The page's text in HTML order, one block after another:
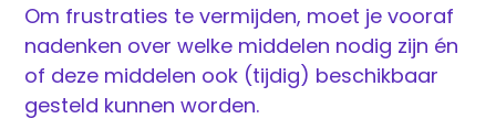
Om frustraties te vermijden, moet je vooraf
nadenken over welke middelen nodig zijn én
of deze middelen ook (tijdig) beschikbaar
gesteld kunnen worden.